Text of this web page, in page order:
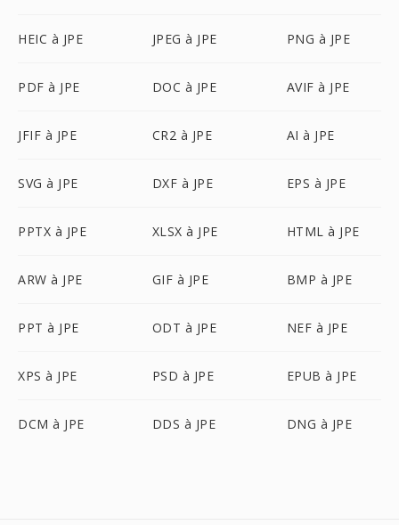
HEIC à JPE JPEG à JPE PNG à JPE
PDF à JPE DOC à JPE AVIF à JPE
JFIF à JPE CR2 à JPE AI à JPE
SVG à JPE DXF à JPE EPS à JPE
PPTX à JPE XLSX à JPE HTML à JPE
ARW à JPE GIF à JPE BMP à JPE
PPT à JPE ODT à JPE NEF à JPE
XPS à JPE PSD à JPE EPUB à JPE
DCM à JPE DDS à JPE DNG à JPE